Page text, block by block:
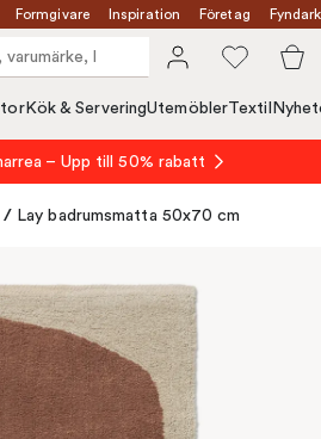
Formgivare Inspiration Företag
Kök & ServeringUtemöblerTextil
– Upp till 50% rabatt
/ Lay badrumsmatta 50x70 cm